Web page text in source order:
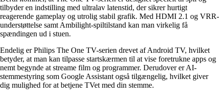
tilbyder en indstilling med ultralav latenstid, der sikrer hurtigt
reagerende gameplay og utrolig stabil grafik. Med HDMI 2.1 og VRR-
understøttelse samt Ambilight-spiltilstand kan man virkelig få
spændingen ud i stuen.
Endelig er Philips The One TV-serien drevet af Android TV, hvilket
betyder, at man kan tilpasse startskærmen til at vise foretrukne apps og
nemt begynde at streame film og programmer. Derudover er AI-
stemmestyring som Google Assistant også tilgængelig, hvilket giver
dig mulighed for at betjene TVet med din stemme.